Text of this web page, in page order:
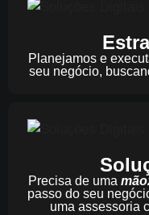
Planejamos e
seu negócio,
Precisa de uma
passo do seu
uma assessoria